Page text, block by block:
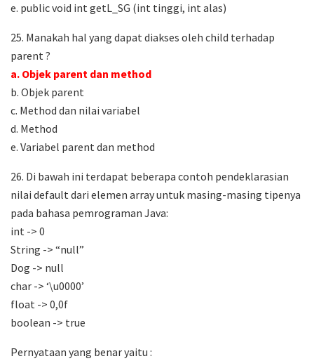
e. public void int getL_SG (int tinggi, int alas)
25. Manakah hal yang dapat diakses oleh child terhadap
parent ?
a. Objek parent dan method
b. Objek parent
c. Method dan nilai variabel
d. Method
e. Variabel parent dan method
26. Di bawah ini terdapat beberapa contoh pendeklarasian
nilai default dari elemen array untuk masing-masing tipenya
pada bahasa pemrograman Java:
int -> 0
String -> “null”
Dog -> null
char -> ‘\u0000’
float -> 0,0f
boolean -> true
Pernyataan yang benar yaitu :